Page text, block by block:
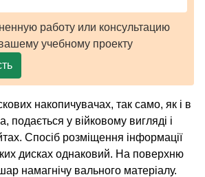
работу или консультацию
учебному проекту
накопичувачах, так само, як і в
подається у війковому вигляді і
Спосіб розміщення інформації
дисках однаковий. На поверхню
намагнічу вального матеріалу.